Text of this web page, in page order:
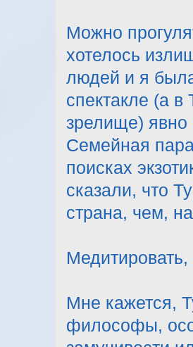
Можно
хотелось
людей и я
спектакле (а
зрелище) явно
Семейная
поисках
сказали, что
страна, чем,
Мне кажется,
философы,